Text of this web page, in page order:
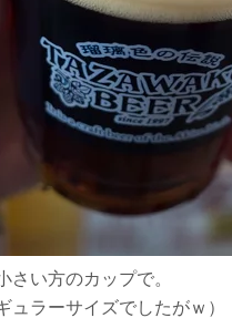
さい方のカップで。
ュラーサイズでしたがｗ）